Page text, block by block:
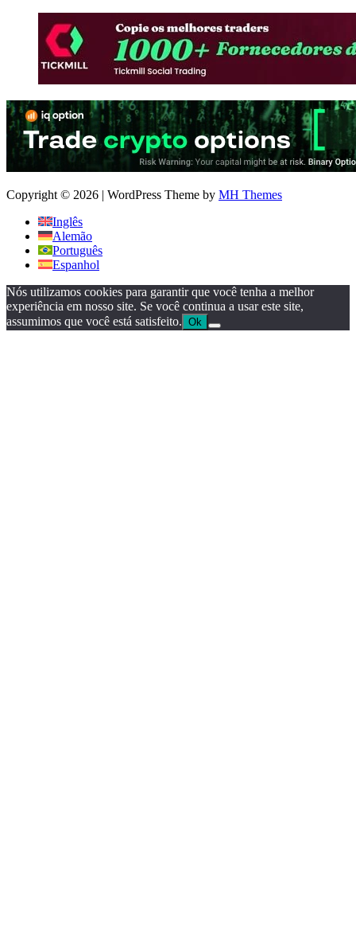
Copyright © 2026 | WordPress Theme by MH Themes
Inglês
Alemão
Português
Espanhol
Nós utilizamos cookies para garantir que você tenha a melhor
experiência em nosso site. Se você continua a usar este site,
assumimos que você está satisfeito. Ok